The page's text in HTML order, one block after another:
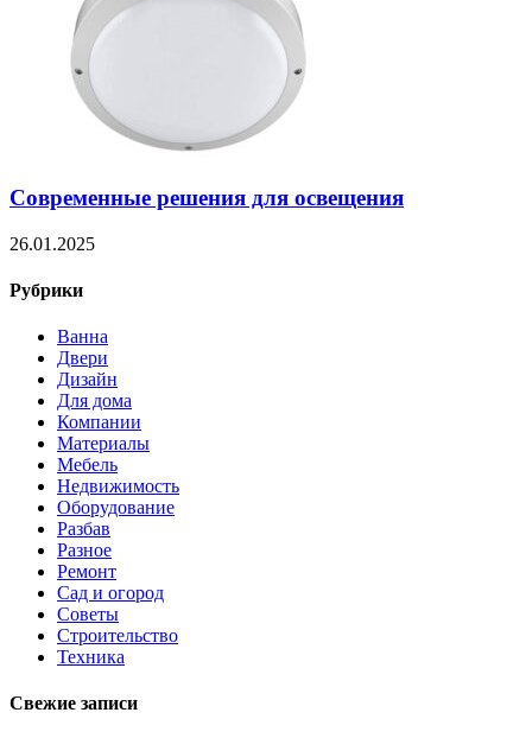
Современные решения для освещения
26.01.2025
Рубрики
Ванна
Двери
Дизайн
Для дома
Компании
Материалы
Мебель
Недвижимость
Оборудование
Разбав
Разное
Ремонт
Сад и огород
Советы
Строительство
Техника
Свежие записи